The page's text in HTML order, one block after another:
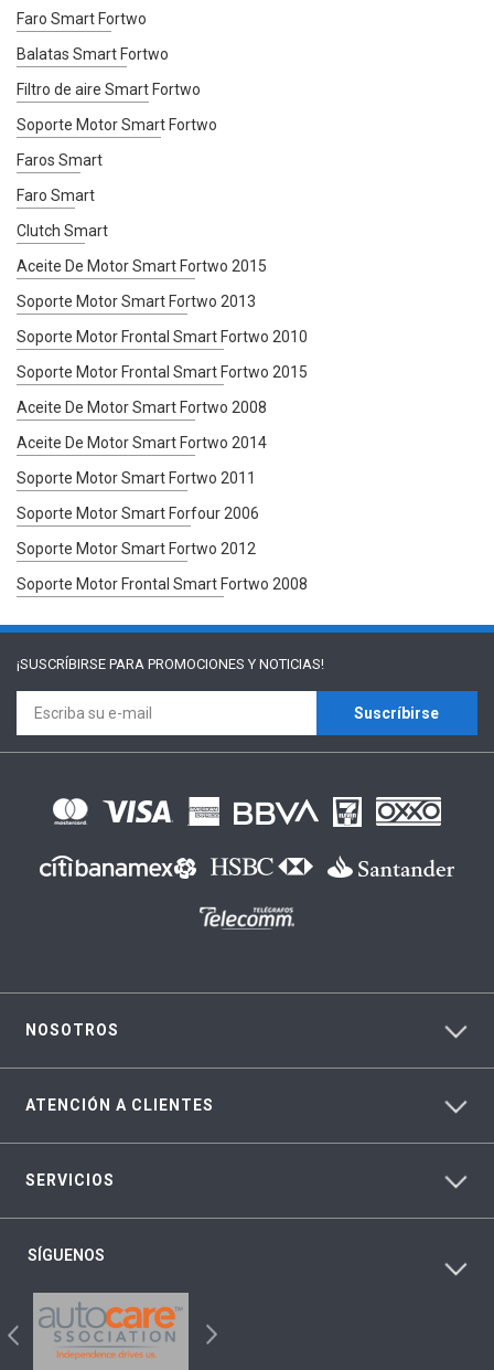
Faro Smart Fortwo
Balatas Smart Fortwo
Filtro de aire Smart Fortwo
Soporte Motor Smart Fortwo
Faros Smart
Faro Smart
Clutch Smart
Aceite De Motor Smart Fortwo 2015
Soporte Motor Smart Fortwo 2013
Soporte Motor Frontal Smart Fortwo 2010
Soporte Motor Frontal Smart Fortwo 2015
Aceite De Motor Smart Fortwo 2008
Aceite De Motor Smart Fortwo 2014
Soporte Motor Smart Fortwo 2011
Soporte Motor Smart Forfour 2006
Soporte Motor Smart Fortwo 2012
Soporte Motor Frontal Smart Fortwo 2008
¡SUSCRÍBIRSE PARA PROMOCIONES Y NOTICIAS!
Suscríbirse
NOSOTROS
ATENCIÓN A CLIENTES
SERVICIOS
SÍGUENOS